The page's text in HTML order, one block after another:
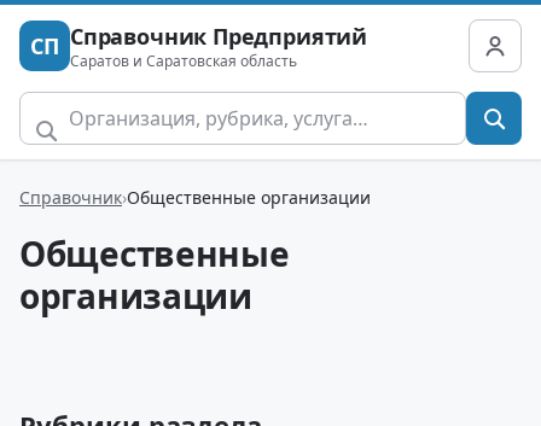
СП Справочник Предприятий
Саратов и Саратовская область
Справочник Общественные организации
Общественные
организации